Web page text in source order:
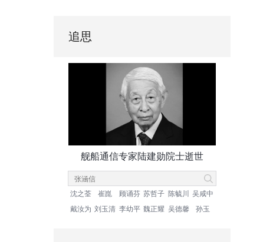
追思
舰船通信专家陆建勋院士逝世
沈之荃 崔崑 顾诵芬 苏哲子 陈毓川
吴咸中
戴汝为 刘玉清 李幼平 魏正耀 吴德馨 孙玉